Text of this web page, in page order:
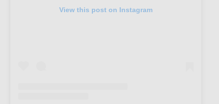
View this post on Instagram